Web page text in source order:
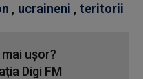
, ucraineni , teritorii
ușor?
Digi FM